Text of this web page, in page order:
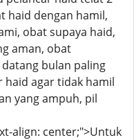
haid dengan hamil,
obat supaya haid,
aman, obat
bulan paling
agar tidak hamil
yang ampuh, pil
align: center;">Untuk